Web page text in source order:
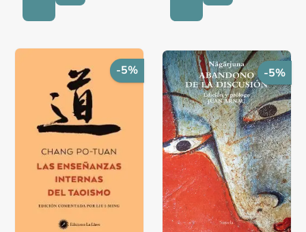
-5% -5%